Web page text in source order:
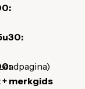
merkgids